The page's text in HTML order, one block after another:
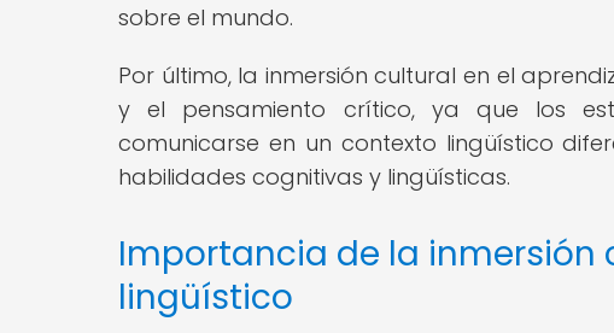
sobre el mundo.
Por último, la inmersión cultural en el
y el pensamiento crítico, ya que los
comunicarse en un contexto lingüístico
habilidades cognitivas y lingüísticas.
Importancia de la inmersión
lingüístico